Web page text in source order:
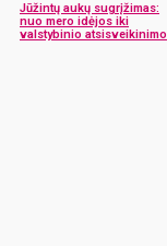
Jūžintų aukų sugrįžimas:
nuo mero idėjos iki
valstybinio atsisveikinimo